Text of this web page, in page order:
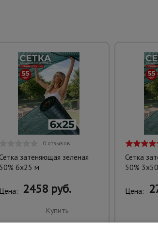
0 отзывов
затеняющая зеленая
50% 6х25 м
Цена: 2458 руб.
Купить
Сетка
50%
Цена: